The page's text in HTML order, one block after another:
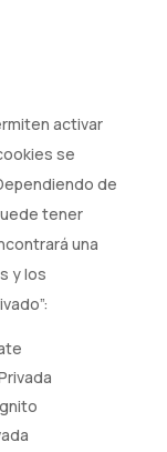
activar
se
de
tener
una
y los